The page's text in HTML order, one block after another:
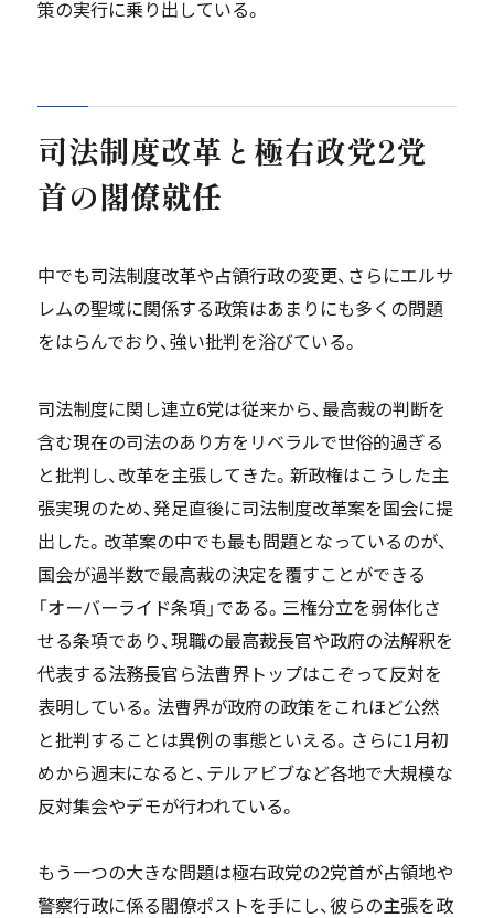
策の実行に乗り出している。
司法制度改革と極右政党2党
首の閣僚就任
中でも司法制度改革や占領行政の変更、さらにエルサ
レムの聖域に関係する政策はあまりにも多くの問題
をはらんでおり、強い批判を浴びている。
司法制度に関し連立6党は従来から、最高裁の判断を
含む現在の司法のあり方をリベラルで世俗的過ぎる
と批判し、改革を主張してきた。新政権はこうした主
張実現のため、発足直後に司法制度改革案を国会に提
出した。改革案の中でも最も問題となっているのが、
国会が過半数で最高裁の決定を覆すことができる
「オーバーライド条項」である。三権分立を弱体化さ
せる条項であり、現職の最高裁長官や政府の法解釈を
代表する法務長官ら法曹界トップはこぞって反対を
表明している。法曹界が政府の政策をこれほど公然
と批判することは異例の事態といえる。さらに1月初
めから週末になると、テルアビブなど各地で大規模な
反対集会やデモが行われている。
もう一つの大きな問題は極右政党の2党首が占領地や
警察行政に係る閣僚ポストを手にし、彼らの主張を政